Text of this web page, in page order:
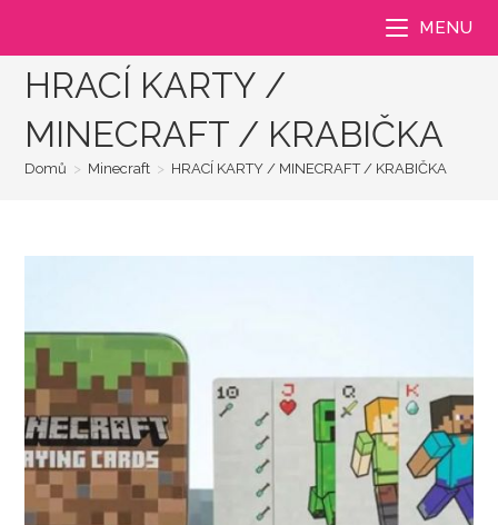
MENU
HRACÍ KARTY /
MINECRAFT / KRABIČKA
Domů > Minecraft > HRACÍ KARTY / MINECRAFT / KRABIČKA